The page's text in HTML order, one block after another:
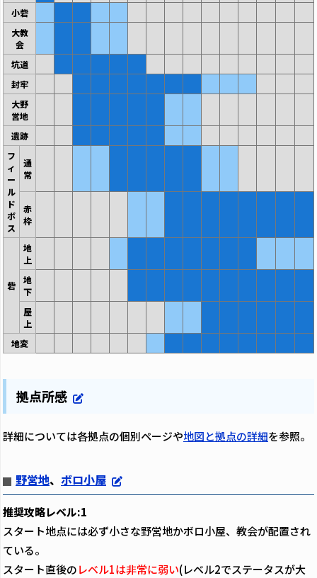
小砦
大教
会
坑道
封牢
大野
営地
遺跡
フ
ィ
ー
ル
ド
ボ
ス
通
常
赤
枠
砦
地
上
地
下
屋
上
地変
拠点所感
詳細については各拠点の個別ページや地図と拠点の詳細を参照。
野営地、 ボロ小屋
推奨攻略レベル:1
スタート地点には必ず小さな野営地かボロ小屋、教会が配置され
ている。
スタート直後のレベル1は非常に弱い(レベル2でステータスが大